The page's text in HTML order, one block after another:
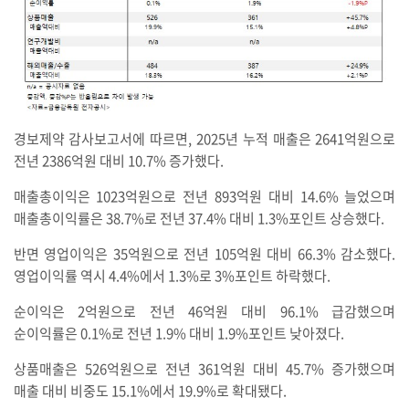
경보제약 감사보고서에 따르면, 2025년 누적 매출은 2641억원으로
전년 2386억원 대비 10.7% 증가했다.
매출총이익은 1023억원으로 전년 893억원 대비 14.6% 늘었으며
매출총이익률은 38.7%로 전년 37.4% 대비 1.3%포인트 상승했다.
반면 영업이익은 35억원으로 전년 105억원 대비 66.3% 감소했다.
영업이익률 역시 4.4%에서 1.3%로 3%포인트 하락했다.
순이익은 2억원으로 전년 46억원 대비 96.1% 급감했으며
순이익률은 0.1%로 전년 1.9% 대비 1.9%포인트 낮아졌다.
상품매출은 526억원으로 전년 361억원 대비 45.7% 증가했으며
매출 대비 비중도 15.1%에서 19.9%로 확대됐다.